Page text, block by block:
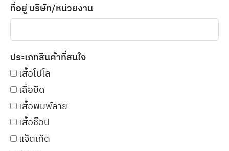
ที่อยู่ บริษัท/หน่วยงาน
ประเภทสินค้าที่สนใจ
เสื้อโปโล
เสื้อยืด
เสื้อพิมพ์ลาย
เสื้อช็อป
แจ็ตเก็ต